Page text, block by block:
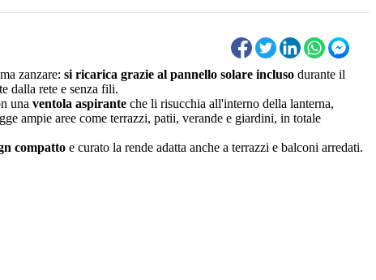
zanzare: si ricarica grazie al pannello solare incluso durante il
dalla rete e senza fili.
una ventola aspirante che li risucchia all'interno della lanterna,
ampie aree come terrazzi, patii, verande e giardini, in totale
compatto e curato la rende adatta anche a terrazzi e balconi arredati.